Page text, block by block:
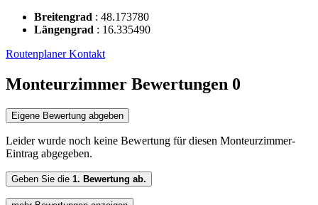
Breitengrad : 48.173780
Längengrad : 16.335490
RoutenplanerKontakt
Monteurzimmer Bewertungen 0
Eigene Bewertung abgeben
Leider wurde noch keine Bewertung für diesen Monteurzimmer-
Eintrag abgegeben.
Geben Sie die 1. Bewertung ab.